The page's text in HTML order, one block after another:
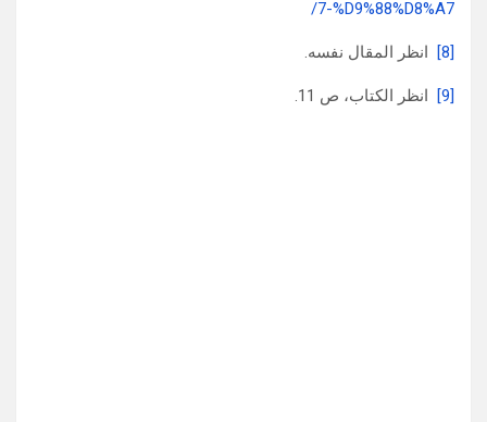
7-%D9%88%D8%A7/
[8] انظر المقال نفسه.
[9] انظر الكتاب، ص 11.